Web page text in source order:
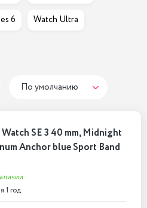
6 Watch Ultra
По умолчанию
SE 3 40 mm, Midnight
Anchor blue Sport Band
1 год